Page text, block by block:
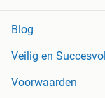
Blog
Veilig en Succesvol
Voorwaarden